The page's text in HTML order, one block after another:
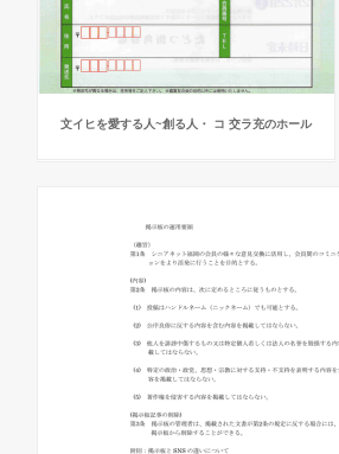
文イヒを愛する人~創る人・ コ 交ラ充のホール